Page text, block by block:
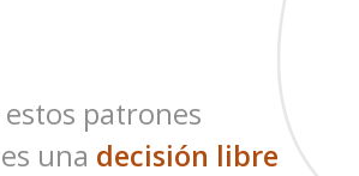
patrones
una decisión libre